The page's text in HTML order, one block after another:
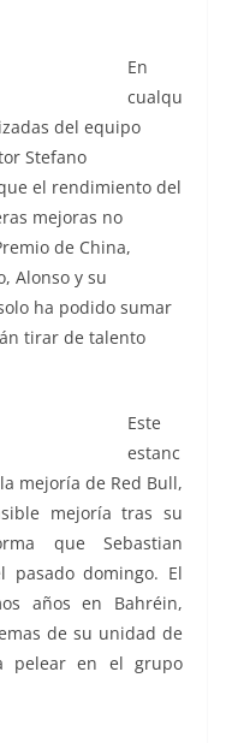
En
cualqu
del equipo
Stefano
el rendimiento del
mejoras no
de China,
Alonso y su
ha podido sumar
tirar de talento
Este
estanc
mejoría de Red Bull,
mejoría tras su
que Sebastian
domingo. El
años en Bahréin,
de su unidad de
pelear en el grupo